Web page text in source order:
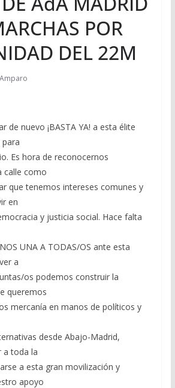
POR
DEL 22M
Amparo
de nuevo ¡BASTA YA! a esta élite
Es hora de reconocernos
calle como
que tenemos intereses comunes y
en
y justicia social. Hace falta
UNA A TODAS/OS ante esta
a
os podemos construir la
queremos
mercanía en manos de políticos y
desde Abajo-Madrid,
a toda la
a esta gran movilización y
apoyo